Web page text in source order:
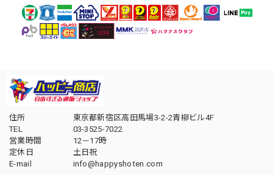
住所
東京都新宿区高田馬場3-2-2青柳ビル4F
TEL
03-3525-7022
営業時間
12－17時
定休日
土日祝
E-mail
info@happyshoten.com